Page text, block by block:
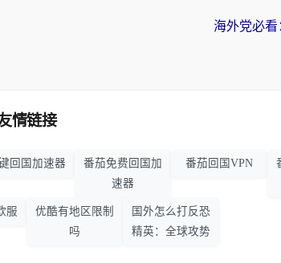
情链接
回国加速器
番茄免费回国加
速器
番茄回国VPN
服
优酷有地区限制
吗
国外怎么打反恐
精英：全球攻势